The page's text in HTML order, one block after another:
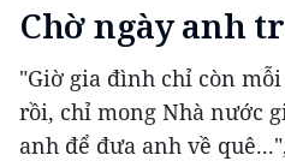
Chờ ngày anh
"Giờ gia đình chỉ còn
rồi, chỉ mong Nhà nước
anh để đưa anh về